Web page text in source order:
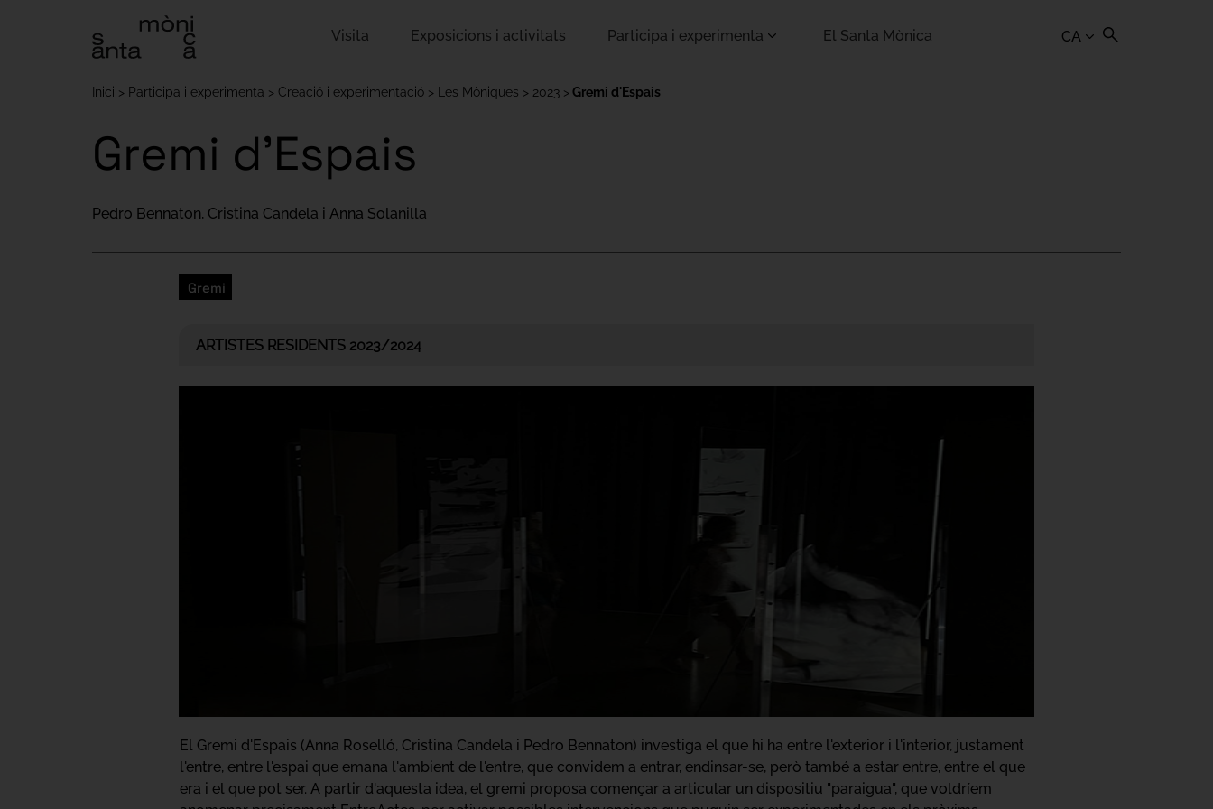
CA
Visita Exposicions i activitats Participa i experimenta El Santa Mònica
Inici Participa i experimenta Creació i experimentació Les Mòniques 2023 Gremi d'Espais
Gremi d'Espais
Pedro Bennaton, Cristina Candela i Anna Solanilla
Gremi
ARTISTES RESIDENTS 2023/2024
El Gremi d'Espais (Anna Roselló, Cristina Candela i Pedro Bennaton) investiga el que hi ha entre l'exterior i l'interior, justament
l'entre, entre l'espai que emana l'ambient de l'entre, que convidem a entrar, endinsar-se, però també a estar entre, entre el que
era i el que pot ser. A partir d'aquesta idea, el gremi proposa començar a articular un dispositiu "paraigua", que voldríem